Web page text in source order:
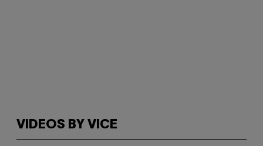
VIDEOS BY VICE